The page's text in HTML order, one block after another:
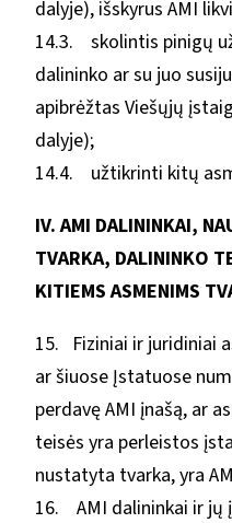
dalyje), išskyrus AMI
14.3. skolintis pinigų
dalininko ar su juo
apibrėžtas Viešųjų
dalyje);
14.4. užtikrinti kitų
IV. AMI DALININKAI,
TVARKA, DALININKO
KITIEMS ASMENIMS
15. Fiziniai ir juridiniai
ar šiuose Įstatuose
perdavę AMI įnašą, ar
teisės yra perleistos
nustatyta tvarka, yra
16. AMI dalininkai ir jų